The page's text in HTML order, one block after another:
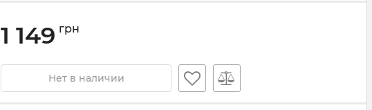
1 149 грн
Нет в наличии